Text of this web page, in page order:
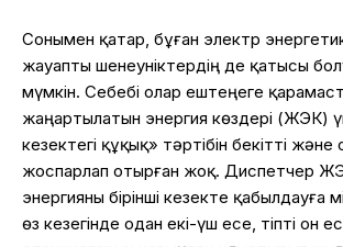
Сонымен қатар, бұған электр
жауапты шенеуніктердің де қатысы
мүмкін. Себебі олар ештеңеге
жаңартылатын энергия көздері (ЖЭК)
кезектегі құқық» тәртібін бекітті
жоспарлап отырған жоқ. Диспетчер
энергияны бірінші кезекте қабылдауға
өз кезегінде одан екі-үш есе, тіпті он